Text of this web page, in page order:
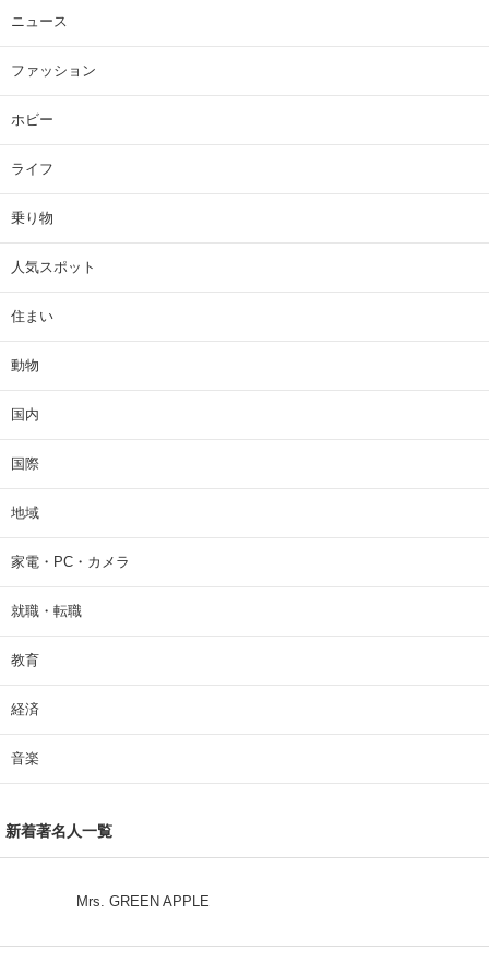
ニュース
ファッション
ホビー
ライフ
乗り物
人気スポット
住まい
動物
国内
国際
地域
家電・PC・カメラ
就職・転職
教育
経済
音楽
新着著名人一覧
Mrs. GREEN APPLE